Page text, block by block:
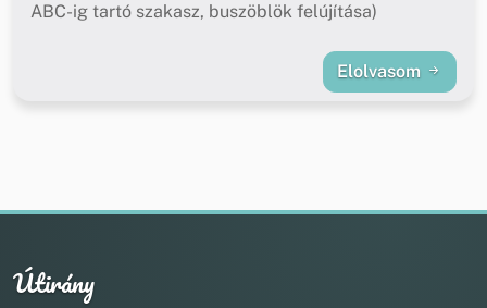
ABC-ig tartó szakasz, buszöblök felújítása)
Elolvasom
Útirány